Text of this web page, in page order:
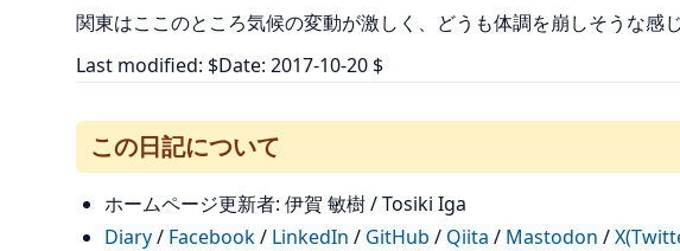
関東はここのところ気候の変動が激しく、どうも体調を崩しそうな感
Last modified: $Date: 2017-10-20 $
この日記について
ホームページ更新者: 伊賀 敏樹 / Tosiki Iga
Diary/ Facebook/ LinkedIn / GitHub / Qiita / Mastodon /